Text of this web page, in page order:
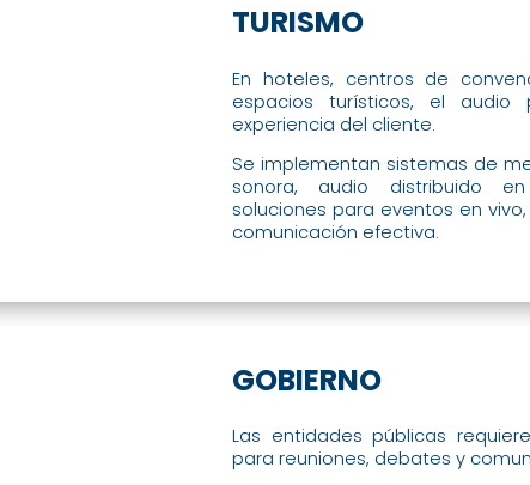
TURISMO
En hoteles, centros de
espacios turísticos, el audio
experiencia del cliente.
Se implementan sistemas de
sonora, audio distribuido
soluciones para eventos en
comunicación efectiva.
GOBIERNO
Las entidades públicas
para reuniones, debates y